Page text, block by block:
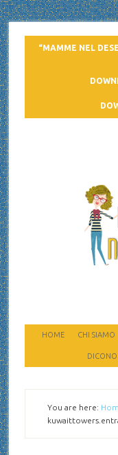
“MAMME NEL
HOME CHI SIAMO
DICONO
You are here: